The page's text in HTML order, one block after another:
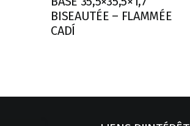
BISEAUTÉE – FLAMMÉE
CADÍ